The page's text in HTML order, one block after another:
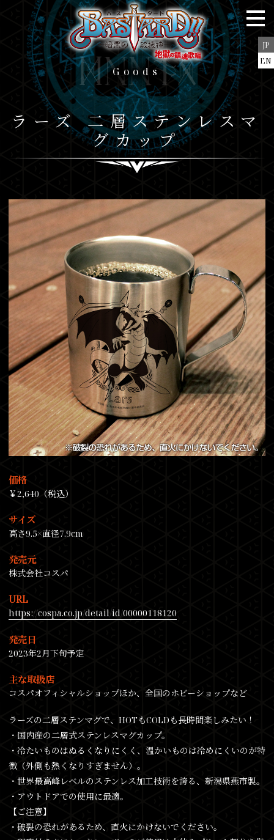
JP
EN
Onair
Staff＆Cast
Story
Character
Blu-ray/DVD
Music
Books
Goods
Special
JP EN
Goods
goods
ラーズ 二層ステンレスマ
グカップ
価格
￥2,640（税込）
サイズ
高さ9.5×直径7.9cm
発売元
株式会社コスパ
URL
https://cospa.co.jp/detail/id/00000118120
発売日
2023年2月下旬予定
主な取扱店
コスパオフィシャルショップほか、全国のホビーショップなど
ラーズの二層ステンマグで、HOTもCOLDも長時間楽しみたい！
・国内産の二層式ステンレスマグカップ。
・冷たいものはぬるくなりにくく、温かいものは冷めにくいのが特
徴（外側も熱くなりすぎません）。
・世界最高峰レベルのステンレス加工技術を誇る、新潟県燕市製。
・アウトドアでの使用に最適。
【ご注意】
・破裂の恐れがあるため、直火にかけないでください。